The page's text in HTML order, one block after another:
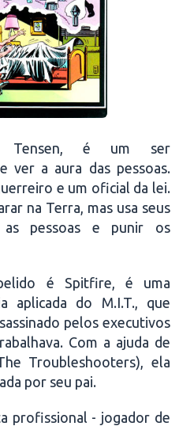
Tensen, é um ser
ver a aura das pessoas.
e um oficial da lei.
na Terra, mas usa seus
pessoas e punir os
é Spitfire, é uma
aplicada do M.I.T., que
pelos executivos
Com a ajuda de
Troubleshooters), ela
por seu pai.
profissional - jogador de